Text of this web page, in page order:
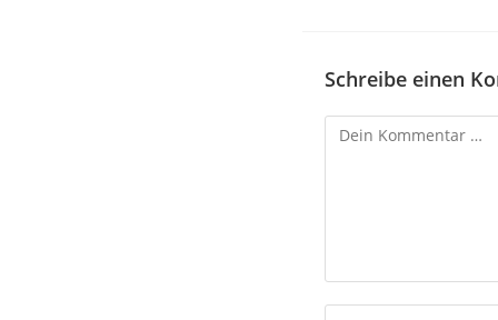
Schreibe einen